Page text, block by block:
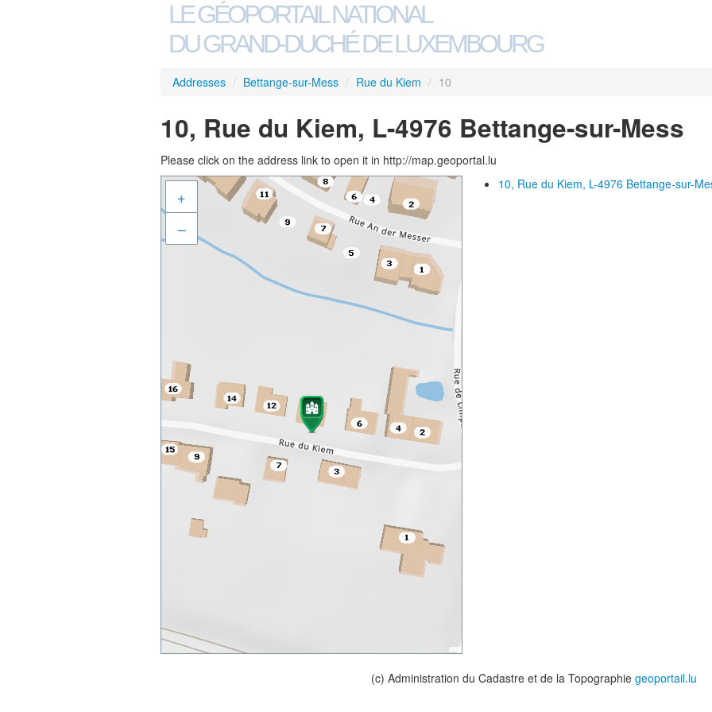
LE GÉOPORTAIL NATIONAL
DU GRAND-DUCHÉ DE LUXEMBOURG
Addresses / Bettange-sur-Mess / Rue du Kiem / 10
10, Rue du Kiem, L-4976 Bettange-sur-Mess
Please click on the address link to open it in http://map.geoportal.lu
+
–
10, Rue du Kiem, L-4976 Bettange-sur-
(c) Administration du Cadastre et de la Topographie geoportail.lu